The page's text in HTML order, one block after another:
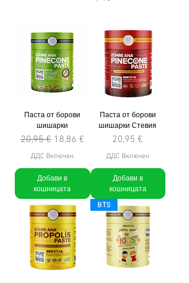
Паста от борови
шишарки
Редовна цена
20,95 € Продажна цена
18,86 €
ДДС Включен
Добави в
кошницата
Паста от борови
шишарки Стевия
Цена
20,95 €
ДДС Включен
Добави в
кошницата
BTS